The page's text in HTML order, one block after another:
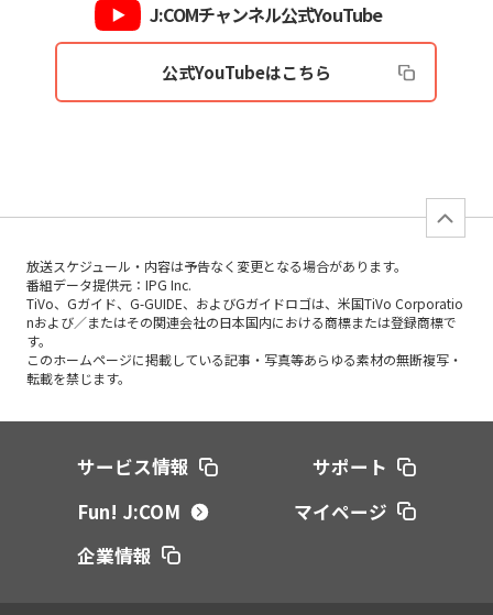
J:COMチャンネル公式YouTube
公式YouTubeはこちら
放送スケジュール・内容は予告なく変更となる場合があります。
番組データ提供元：IPG Inc.
TiVo、Gガイド、G-GUIDE、およびGガイドロゴは、米国TiVo Corporatio
nおよび／またはその関連会社の日本国内における商標または登録商標で
す。
このホームページに掲載している記事・写真等あらゆる素材の無断複写・
転載を禁じます。
サービス情報
サポート
Fun! J:COM
マイページ
企業情報